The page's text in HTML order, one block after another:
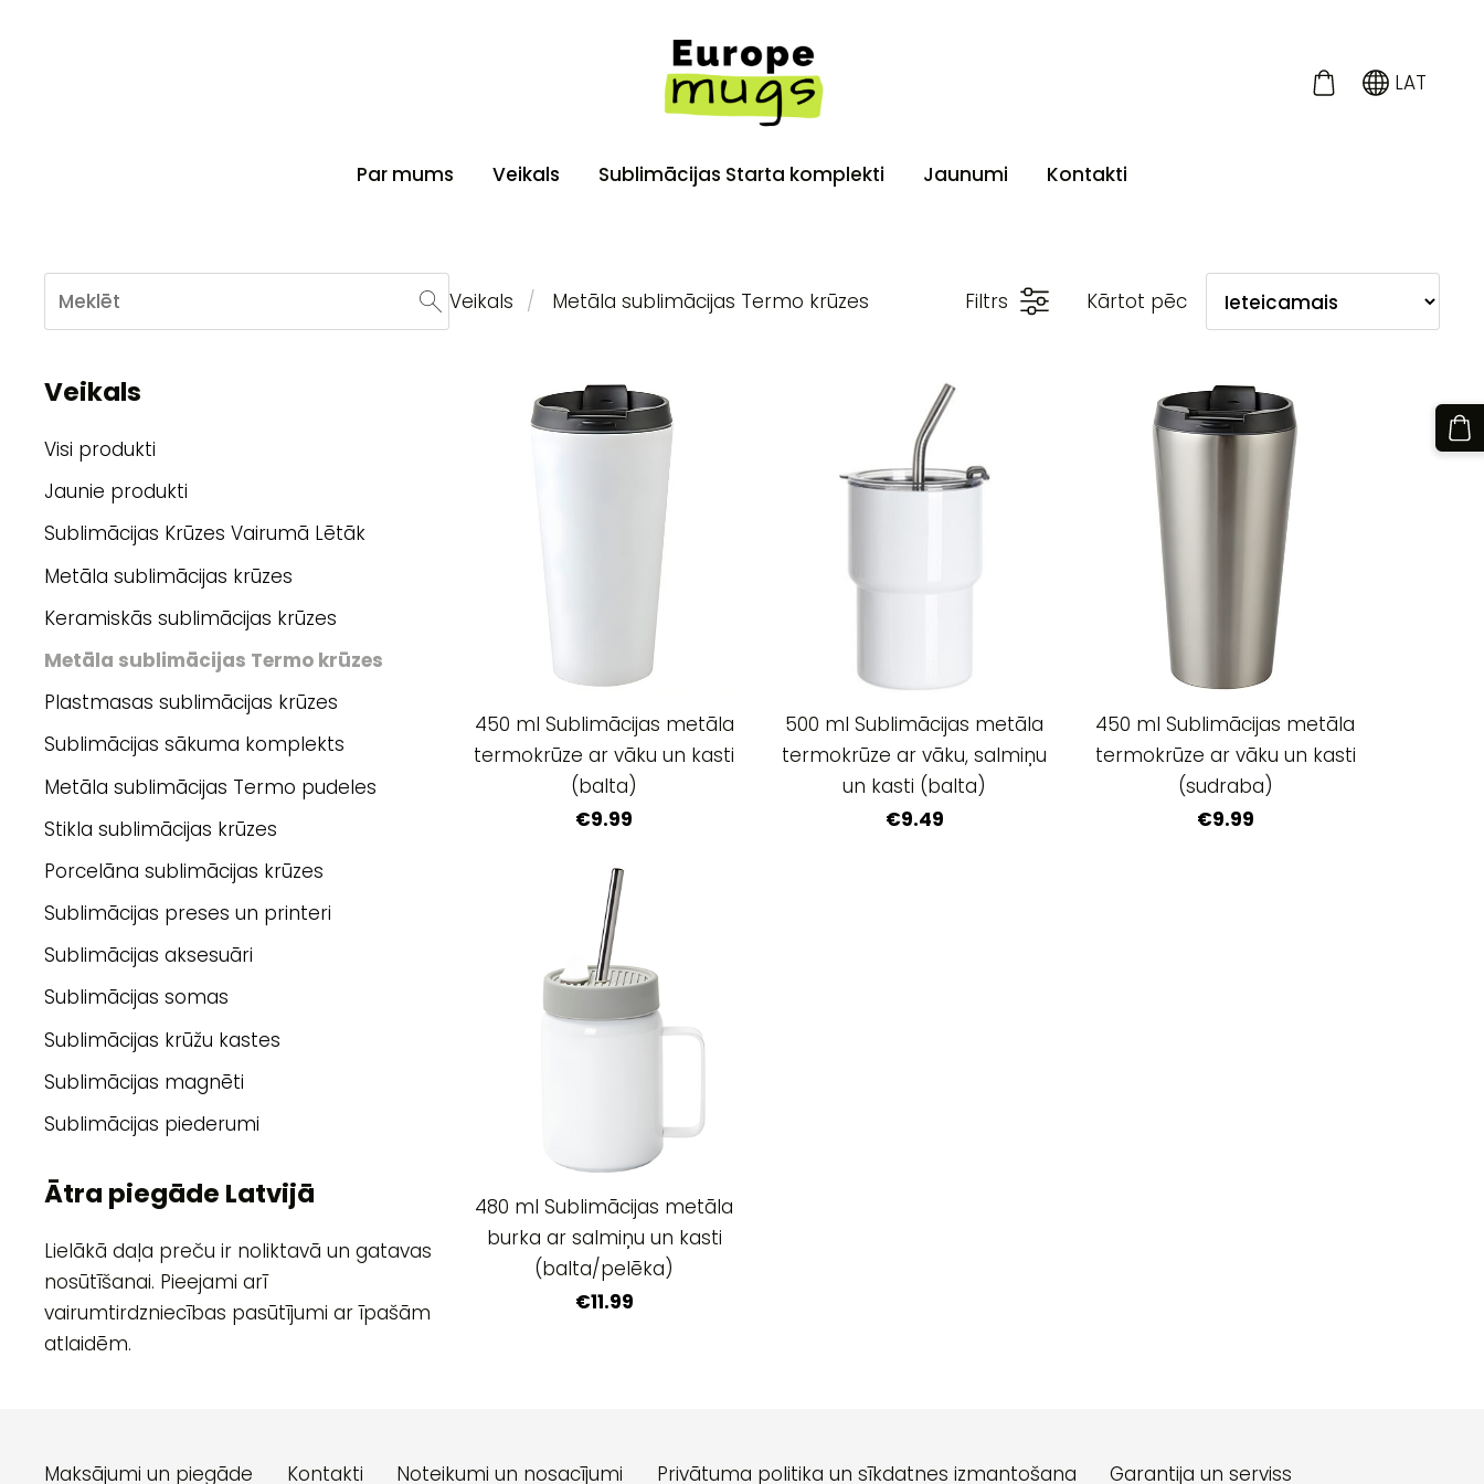
Par mums Veikals Sublimācijas Starta komplekti Jaunumi Kontakti
LAT
Veikals
Visi produkti
Jaunie produkti
Sublimācijas Krūzes Vairumā Lētāk
Metāla sublimācijas krūzes
Keramiskās sublimācijas krūzes
Metāla sublimācijas Termo krūzes
Plastmasas sublimācijas krūzes
Sublimācijas sākuma komplekts
Metāla sublimācijas Termo pudeles
Stikla sublimācijas krūzes
Porcelāna sublimācijas krūzes
Sublimācijas preses un printeri
Sublimācijas aksesuāri
Sublimācijas somas
Sublimācijas krūžu kastes
Sublimācijas magnēti
Sublimācijas piederumi
Ātra piegāde Latvijā
Lielākā daļa preču ir noliktavā un gatavas
nosūtīšanai. Pieejami arī
vairumtirdzniecības pasūtījumi ar īpašām
atlaidēm.
Veikals Metāla sublimācijas Termo krūzes Filtrs Kārtot pēc
450 ml Sublimācijas metāla
termokrūze ar vāku un kasti
(balta)
€9.99
500 ml Sublimācijas metāla
termokrūze ar vāku, salmiņu
un kasti (balta)
€9.49
450 ml Sublimācijas metāla
termokrūze ar vāku un kasti
(sudraba)
€9.99
480 ml Sublimācijas metāla
burka ar salmiņu un kasti
(balta/pelēka)
€11.99
Maksājumi un piegāde Kontakti Noteikumi un nosacījumi Privātuma politika un sīkdatnes izmantošana Garantija un serviss